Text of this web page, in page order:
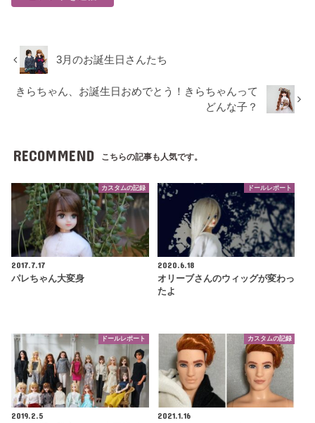
3月のお誕生日さんたち
きらちゃん、お誕生日おめでとう！きらちゃんって
どんな子？
RECOMMEND こちらの記事も人気です。
カスタムの記録
2017.7.17
パレちゃん大変身
ドールレポート
2020.6.18
オリーブさんのウィッグが変わっ
たよ
ドールレポート
2019.2.5
カスタムの記録
2021.1.16